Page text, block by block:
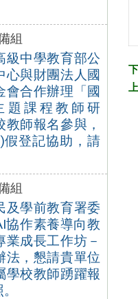
組
級中學教育部公
心與財團法人國
會合作辦理「國
題課程教師研
師報名參與，
登記協助，請
組
及學前教育署委
協作素養導向教
業成長工作坊－
法，懇請貴單位
學校教師踴躍報